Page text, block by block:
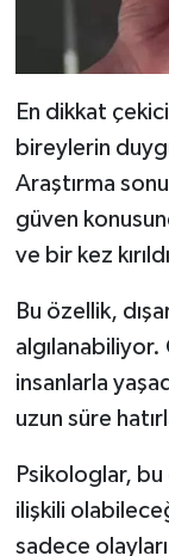
En dikkat
bireylerin
Araştırma
güven
ve bir kez
Bu özellik,
insanlarla
uzun süre
Psikologlar,
ilişkili
sadece